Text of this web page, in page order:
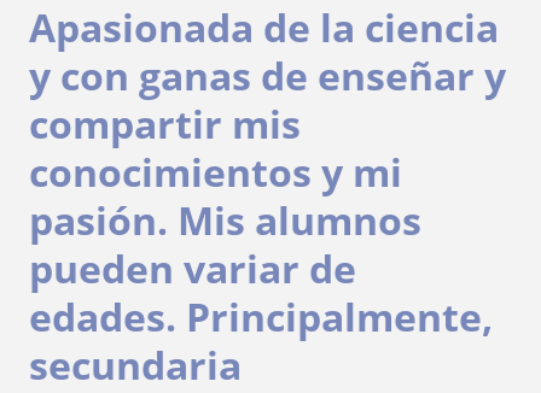
Apasionada de la ciencia
y con ganas de enseñar y
compartir mis
conocimientos y mi
pasión. Mis alumnos
pueden variar de
edades. Principalmente,
secundaria